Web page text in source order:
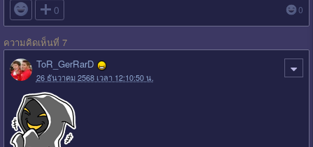
 0 0
ความคิดเห็นที่ 7
ToR_GerRarD
26 ธันวาคม 2568 เวลา 12:10:50 น.